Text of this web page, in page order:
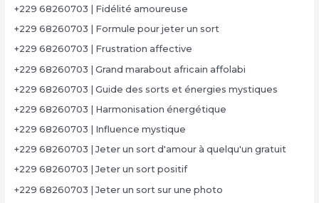
+229 68260703 | Fidélité amoureuse
+229 68260703 | Formule pour jeter un sort
+229 68260703 | Frustration affective
+229 68260703 | Grand marabout africain affolabi
+229 68260703 | Guide des sorts et énergies mystiques
+229 68260703 | Harmonisation énergétique
+229 68260703 | Influence mystique
+229 68260703 | Jeter un sort d'amour à quelqu'un gratuit
+229 68260703 | Jeter un sort positif
+229 68260703 | Jeter un sort sur une photo